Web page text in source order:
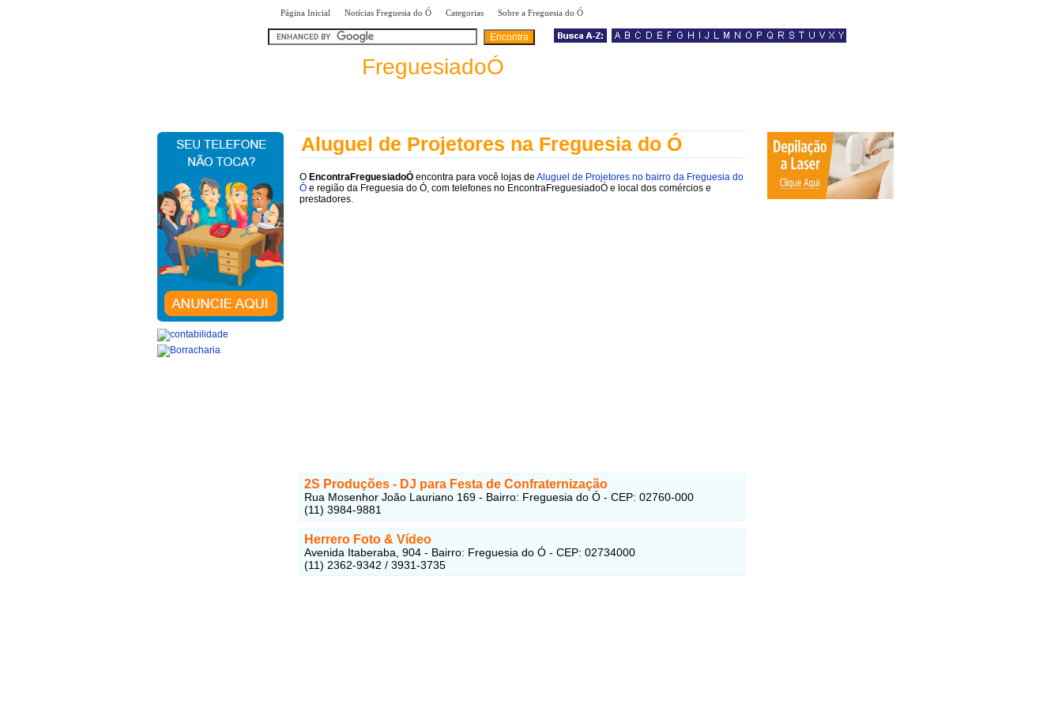
Página Inicial Notícias Freguesia do Ó Categorias Sobre a Freguesia do Ó
FreguesiadoÓ
Aluguel de Projetores na Freguesia do Ó
O EncontraFreguesiadoÓ encontra para você lojas de Aluguel de Projetores no bairro da Freguesia do
Ó e região da Freguesia do Ó, com telefones no EncontraFreguesiadoÓ e local dos comércios e
prestadores.
2S Produções - DJ para Festa de Confraternização
Rua Mosenhor João Lauriano 169 - Bairro: Freguesia do Ó - CEP: 02760-000
(11) 3984-9881
Herrero Foto & Vídeo
Avenida Itaberaba, 904 - Bairro: Freguesia do Ó - CEP: 02734000
(11) 2362-9342 / 3931-3735